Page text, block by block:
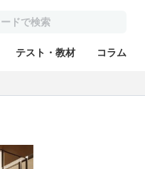
テスト・教材 コラム